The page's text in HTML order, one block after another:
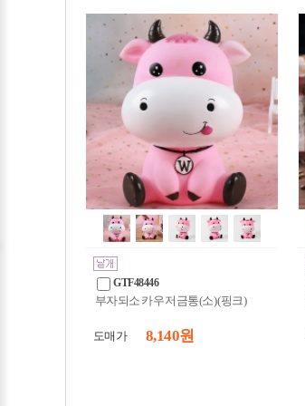
GTF48446
부자되소 카우 저금통(소) (핑크)
도매가 8,140 원